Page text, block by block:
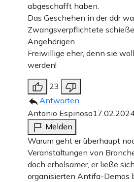
abgeschafft haben.
Das Geschehen in der ddr
Zwangsverpflichtete
Angehörigen.
Freiwillige eher, denn sie
werden!
23
Antworten
Antonio Espinosa
Melden
Warum geht er überhaupt
Veranstaltungen von
doch erholsamer, er ließe
organisierten Antifa-Demos